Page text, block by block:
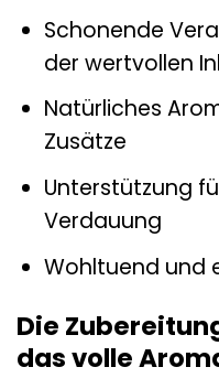
Schonende
der wertvollen
Natürliches
Zusätze
Unterstützung
Verdauung
Wohltuend und
Die
das volle